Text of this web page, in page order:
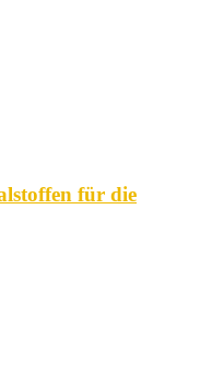
für die